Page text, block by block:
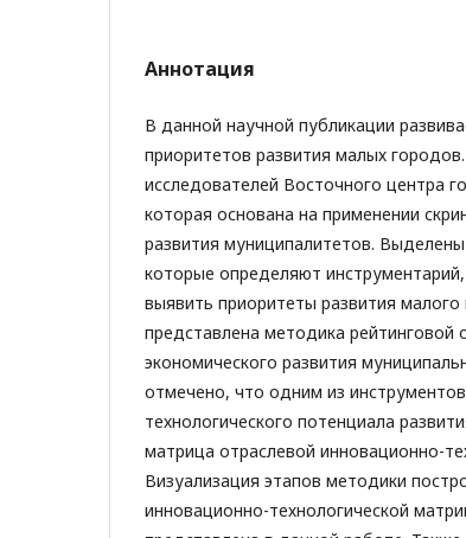
Аннотация
В данной научной публикации
приоритетов развития малых
исследователей Восточного центра
которая основана на применении
развития муниципалитетов.
которые определяют
выявить приоритеты развития
представлена методика рейтинговой
экономического развития
отмечено, что одним из
технологического потенциала
матрица отраслевой инновационно-
Визуализация этапов методики
инновационно-технологической